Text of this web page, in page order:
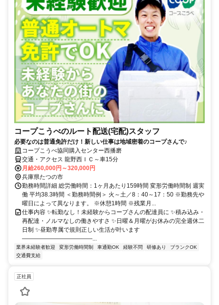
コープこうべのルート配送(宅配)スタッフ
必要なのは普通免許だけ！新しい仕事は地域密着のコープさんで♪
コープこうべ協同購入センター西播磨
交通・アクセス 龍野西ＩＣ～車15分
月給260,000円～320,000円
兵庫県たつの市
勤務時間詳細 総労働時間：1ヶ月あたり159時間 変形労働時間制 週実
働 平均38.3時間 ＜勤務時間例＞ 火～土／8：40～17：50 ※勤務先や
曜日によって異なります。 ※休憩1時間 ※残業月...
仕事内容 ✨転勤なし！未経験からコープさんの配達員に ✨積み込み・
再配達・ノルマなしの働きやすさ ✨日曜＆月曜がお休みの完全週休二
日制 ✨昼勤専属で規則正しい生活が叶います
――――――――――――...
業界未経験者歓迎 変形労働時間制 車通勤OK 経験不問 研修あり
ブランクOK
交通費支給
正社員